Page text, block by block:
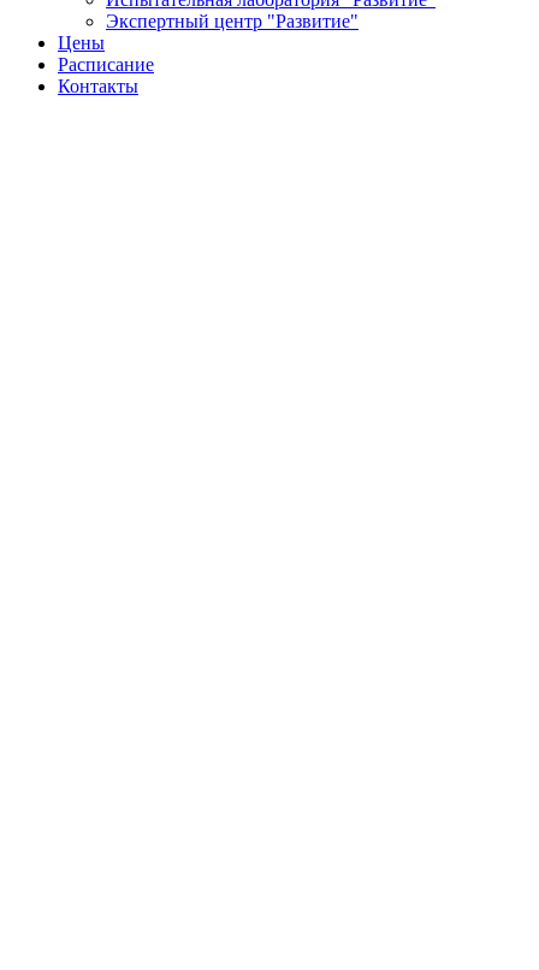
Экспертный центр "Развитие"
Цены
Расписание
Контакты